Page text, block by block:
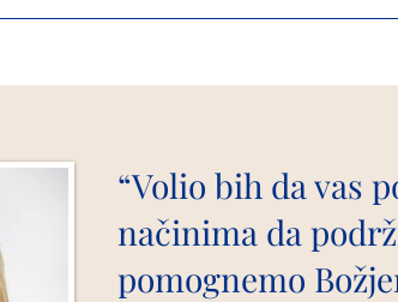
“Volio bih da vas
načinima da
pomognemo